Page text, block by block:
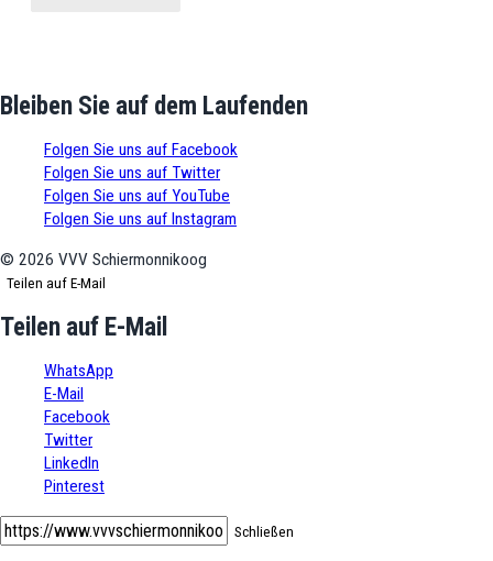
Bleiben Sie auf dem Laufenden
Folgen Sie uns auf Facebook
Folgen Sie uns auf Twitter
Folgen Sie uns auf YouTube
Folgen Sie uns auf Instagram
© 2026 VVV Schiermonnikoog
Teilen auf E-Mail
Teilen auf E-Mail
WhatsApp
E-Mail
Facebook
Twitter
LinkedIn
Pinterest
Schließen